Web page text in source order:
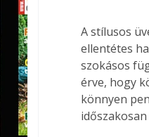
A stílusos
ellentétes
szokásos
érve, hogy
könnyen